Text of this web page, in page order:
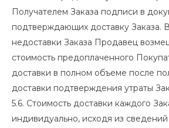
Получателем Заказа подписи в
подтверждающих доставку Заказа.
недоставки Заказа Продавец
стоимость предоплаченного
доставки в полном объеме после
доставки подтверждения утраты
5.6. Стоимость доставки каждого
индивидуально, исходя из